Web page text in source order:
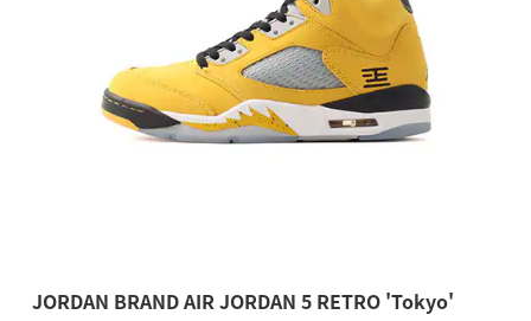
JORDAN BRAND AIR JORDAN 5 RETRO 'Tokyo'